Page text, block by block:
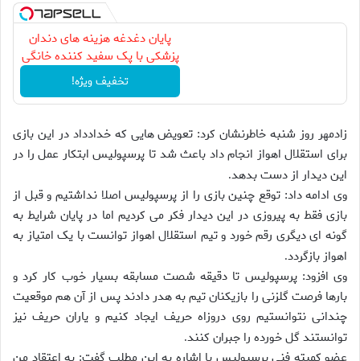
پایان دغدغه هزینه های دندان
پزشکی با پک سفید کننده خانگی
تخفیف ویژه!
زادمهر روز شنبه خاطرنشان کرد: تعویض هایی که خدادداد در این بازی
برای استقلال اهواز انجام داد باعث شد تا پرسپولیس ابتکار عمل را در
این دیدار از دست بدهد.
وی ادامه داد: توقع چنین بازی را از پرسپولیس اصلا نداشتیم و قبل از
بازی فقط به پیروزی در این دیدار فکر می کردیم اما در پایان شرایط به
گونه ای دیگری رقم خورد و تیم استقلال اهواز توانست با یک امتیاز به
اهواز بازگردد.
وی افزود: پرسپولیس تا دقیقه شصت مسابقه بسیار خوب کار کرد و
بارها فرصت گلزنی را بازیکنان تیم به هدر دادند پس از آن هم موقعیت
چندانی نتوانستیم روی دروزاه حریف ایجاد کنیم و یاران حریف نیز
توانستند گل خورده را جبران کنند.